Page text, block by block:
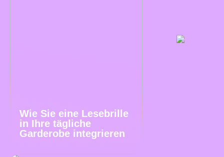
Wie Sie eine Lesebrille
in Ihre tägliche
Garderobe integrieren